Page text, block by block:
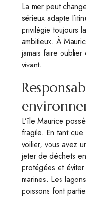
La mer peut
sérieux adapte
privilégie toujours
ambitieux. À
jamais faire oublier
vivant.
L’île Maurice
fragile. En tant que
voilier, vous avez
jeter de déchets
protégées et
marines. Les
poissons font